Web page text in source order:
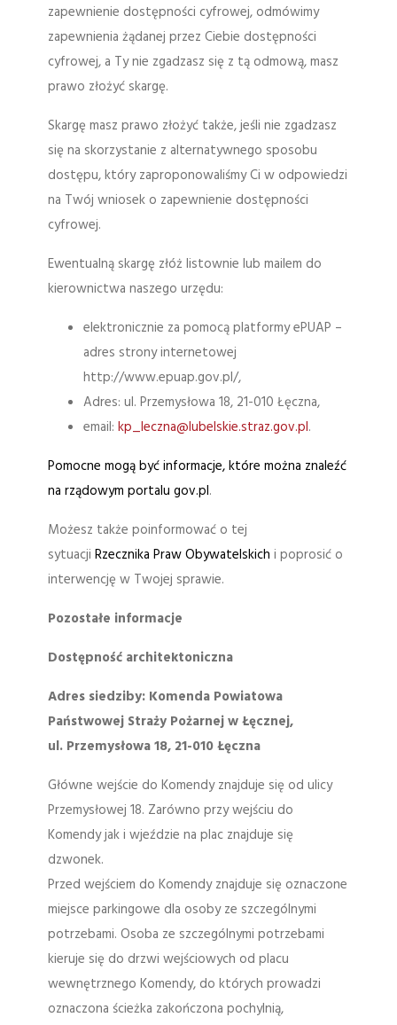
zapewnienie dostępności cyfrowej, odmówimy
zapewnienia żądanej przez Ciebie dostępności
cyfrowej, a Ty nie zgadzasz się z tą odmową, masz
prawo złożyć skargę.
Skargę masz prawo złożyć także, jeśli nie zgadzasz
się na skorzystanie z alternatywnego sposobu
dostępu, który zaproponowaliśmy Ci w odpowiedzi
na Twój wniosek o zapewnienie dostępności
cyfrowej.
Ewentualną skargę złóż listownie lub mailem do
kierownictwa naszego urzędu:
elektronicznie za pomocą platformy ePUAP –
adres strony internetowej
http://www.epuap.gov.pl/,
Adres: ul. Przemysłowa 18, 21-010 Łęczna,
email: kp_leczna@lubelskie.straz.gov.pl.
Pomocne mogą być informacje, które można znaleźć
na rządowym portalu gov.pl.
Możesz także poinformować o tej
sytuacji Rzecznika Praw Obywatelskich i poprosić o
interwencję w Twojej sprawie.
Pozostałe informacje
Dostępność architektoniczna
Adres siedziby: Komenda Powiatowa
Państwowej Straży Pożarnej w Łęcznej,
ul. Przemysłowa 18, 21-010 Łęczna
Główne wejście do Komendy znajduje się od ulicy
Przemysłowej 18. Zarówno przy wejściu do
Komendy jak i wjeździe na plac znajduje się
dzwonek.
Przed wejściem do Komendy znajduje się oznaczone
miejsce parkingowe dla osoby ze szczególnymi
potrzebami. Osoba ze szczególnymi potrzebami
kieruje się do drzwi wejściowych od placu
wewnętrznego Komendy, do których prowadzi
oznaczona ścieżka zakończona pochylnią,